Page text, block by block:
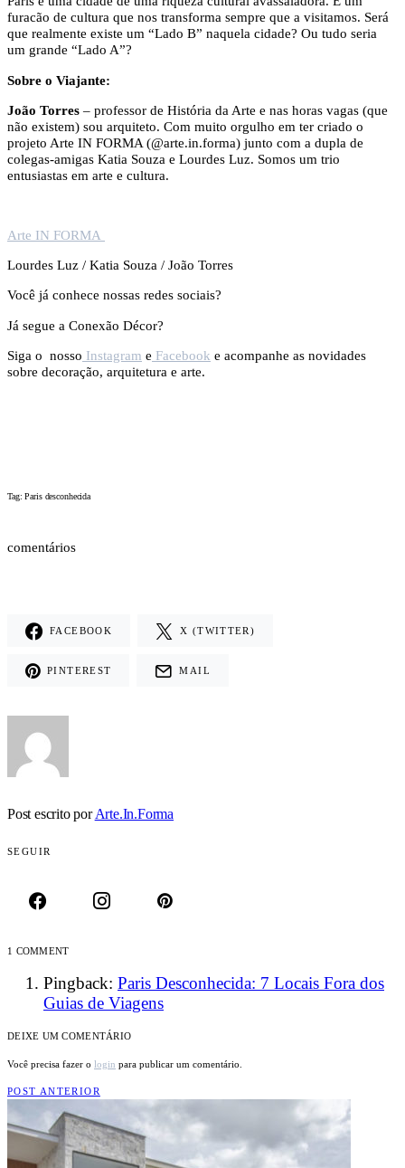
furacão de cultura que nos transforma sempre que a visitamos. Será
que realmente existe um “Lado B” naquela cidade? Ou tudo seria
um grande “Lado A”?
Sobre o Viajante:
João Torres – professor de História da Arte e nas horas vagas (que
não existem) sou arquiteto. Com muito orgulho em ter criado o
projeto Arte IN FORMA (@arte.in.forma) junto com a dupla de
colegas-amigas Katia Souza e Lourdes Luz. Somos um trio
entusiastas em arte e cultura.
Arte IN FORMA
Lourdes Luz / Katia Souza / João Torres
Você já conhece nossas redes sociais?
Já segue a Conexão Décor?
Siga o nosso Instagram e Facebook e acompanhe as novidades
sobre decoração, arquitetura e arte.
Tag: Paris desconhecida
comentários
FACEBOOK X (TWITTER)
PINTEREST MAIL
Post escrito por Arte.In.Forma
SEGUIR
1 COMMENT
Pingback: Paris Desconhecida: 7 Locais Fora dos
Guias de Viagens
DEIXE UM COMENTÁRIO
Você precisa fazer o login para publicar um comentário.
POST ANTERIOR